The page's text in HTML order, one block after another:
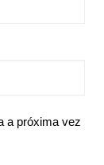
a próxima vez